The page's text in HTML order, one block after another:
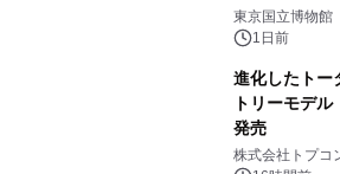
東京国立博物館
1日前
進化したトー
トリーモデ
発売
株式会社トプコ